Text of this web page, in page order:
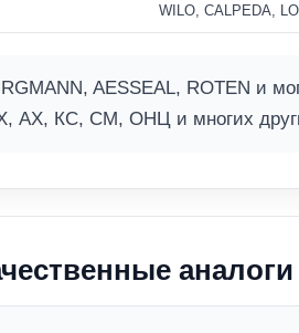
WILO, CALPEDA,
AESSEAL, ROTEN и
Х, АХ, КС, СМ, ОНЦ и многих
аналоги